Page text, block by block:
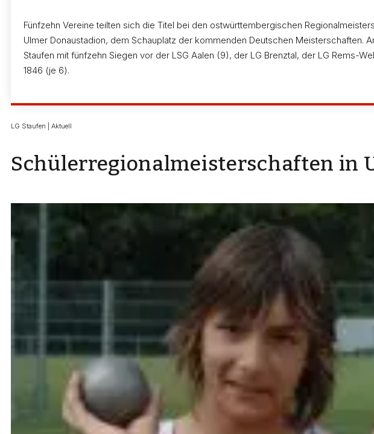
Fünfzehn Vereine teilten sich die Titel bei den ostwürttembergischen
Ulmer Donaustadion, dem Schauplatz der kommenden Deutschen Meisterschaften.
Staufen mit fünfzehn Siegen vor der LSG Aalen (9), der LG Brenztal, der LG Rems-
1846 (je 6).
LG Staufen | Aktuell
Schülerregionalmeisterschaften in
Schüler A, M 15: Für die LG Staufen ging hier André Hieber zum
Robin Aichholz unterbot mit 11,54 Sekunden seine Bestzeit über 80